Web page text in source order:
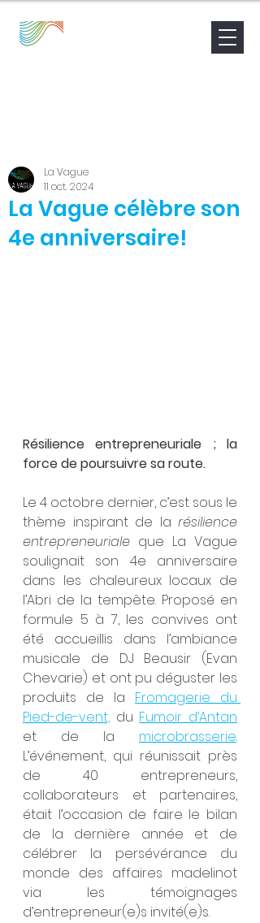
La Vague célèbre son
4e anniversaire!
La Vague
11 oct. 2024
Résilience entrepreneuriale ; la
force de poursuivre sa route.
Le 4 octobre dernier, c’est sous le
thème inspirant de la résilience
entrepreneuriale que La Vague
soulignait son 4e anniversaire
dans les chaleureux locaux de
l’Abri de la tempête. Proposé en
formule 5 à 7, les convives ont
été accueillis dans l’ambiance
musicale de DJ Beausir (Evan
Chevarie) et ont pu déguster les
produits de la Fromagerie du
Pied-de-vent, du Fumoir d’Antan
et de la microbrasserie.
L’événement, qui réunissait près
de 40 entrepreneurs,
collaborateurs et partenaires,
était l’occasion de faire le bilan
de la dernière année et de
célébrer la persévérance du
monde des affaires madelinot
via les témoignages
d’entrepreneur(e)s invité(e)s.